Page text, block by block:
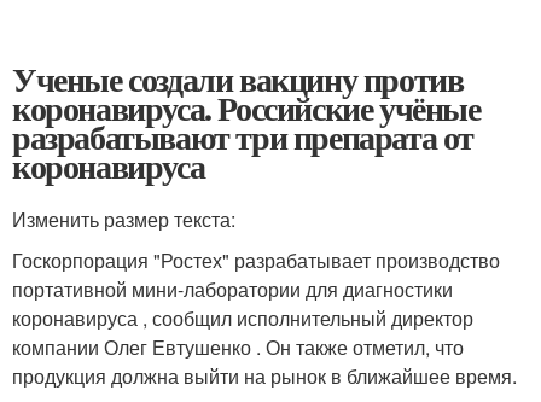
Ученые создали вакцину против
коронавируса. Российские учёные
разрабатывают три препарата от
коронавируса
Изменить размер текста:
Госкорпорация "Ростех" разрабатывает производство
портативной мини-лаборатории для диагностики
коронавируса , сообщил исполнительный директор
компании Олег Евтушенко . Он также отметил, что
продукция должна выйти на рынок в ближайшее время.